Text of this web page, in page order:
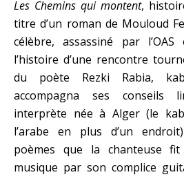
Les Chemins qui montent,
titre d’un roman de Mouloud
célèbre, assassiné par
l’histoire d’une rencontre
du poète Rezki Rabia,
accompagna ses conseils
interprète née à Alger (le
l’arabe en plus d’un
poèmes que la chanteuse
musique par son complice